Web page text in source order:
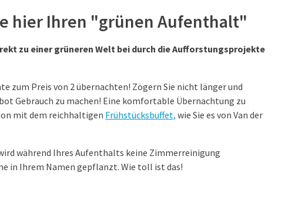
hier Ihren "grünen Aufenthalt"
zu einer grüneren Welt bei durch die Aufforstungsprojekte
zum Preis von 2 übernachten! Zögern Sie nicht länger und
Gebrauch zu machen! Eine komfortable Übernachtung zu
mit dem reichhaltigen Frühstücksbuffet, wie Sie es von Van der
während Ihres Aufenthalts keine Zimmerreinigung
in Ihrem Namen gepflanzt. Wie toll ist das!